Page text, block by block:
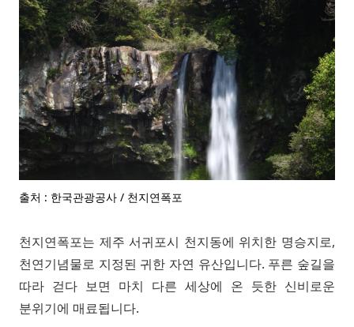
출처 : 한국관광공사 / 천지연폭포
천지연폭포는 제주 서귀포시 천지동에 위치한 명승지로,
천연기념물로 지정된 귀한 자연 유산입니다. 푸른 숲길을
따라 걷다 보면 마치 다른 세상에 온 듯한 신비로운
분위기에 매료됩니다.